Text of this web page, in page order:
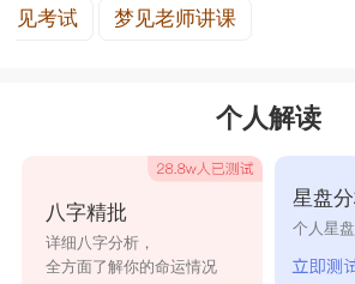
见考试 梦见老师讲课
个人解读
八字精批
详细八字分析，
全方面了解你的命运情况
星盘
个人星